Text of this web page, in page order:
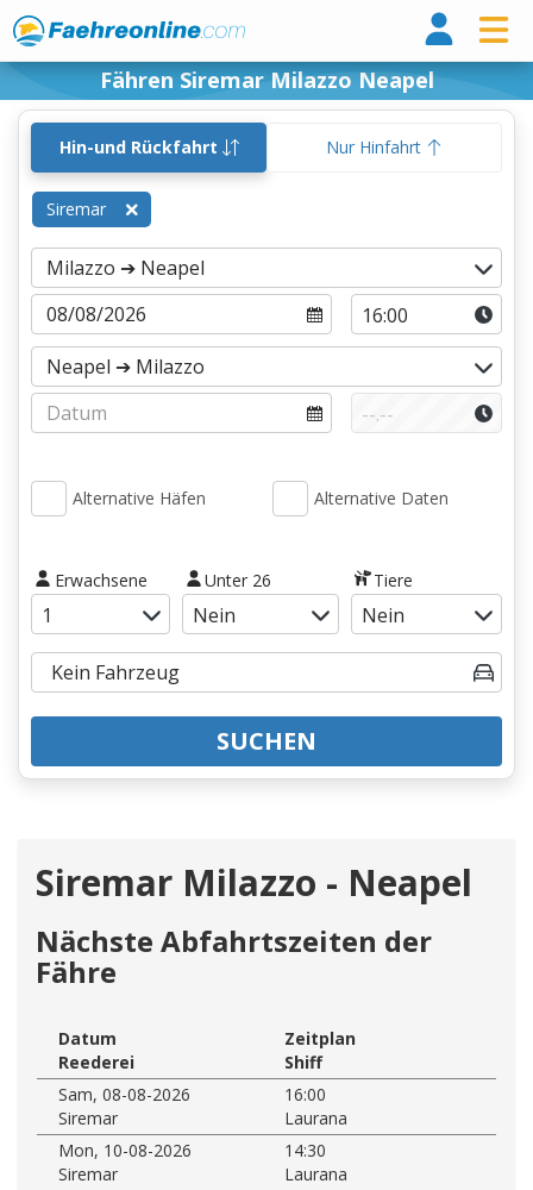
Fähren Siremar Milazzo Neapel
Hin-und Rückfahrt Nur Hinfahrt
Siremar
Alternative Häfen Alternative Daten
Erwachsene Unter 26 Tiere
SUCHEN
Siremar Milazzo - Neapel
Nächste Abfahrtszeiten der
Fähre
Datum
Zeitplan
Reederei
Shiff
Sam, 08-08-2026
16:00
Siremar
Laurana
Mon, 10-08-2026
14:30
Siremar
Laurana